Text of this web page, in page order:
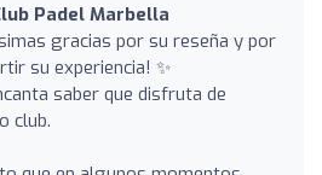
Padel Marbella
gracias por su reseña y por
su experiencia! ✨
saber que disfruta de
club.